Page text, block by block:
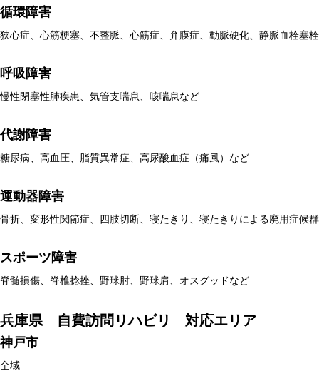
循環障害
狭心症、心筋梗塞、不整脈、心筋症、弁膜症、動脈硬化、静脈血栓塞
呼吸障害
慢性閉塞性肺疾患、気管支喘息、咳喘息など
代謝障害
糖尿病、高血圧、脂質異常症、高尿酸血症（痛風）など
運動器障害
骨折、変形性関節症、四肢切断、寝たきり、寝たきりによる廃用症候
スポーツ障害
脊髄損傷、脊椎捻挫、野球肘、野球肩、オスグッドなど
兵庫県 自費訪問リハビリ 対応エリア
神戸市
全域